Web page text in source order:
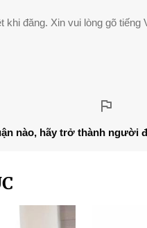
đăng. Xin vui lòng gõ tiếng
nào, hãy trở thành người